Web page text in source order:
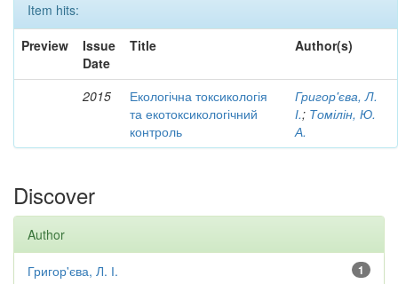
Item hits:
Preview
Issue
Date
Title Author(s)
2015
Екологічна токсикологія
та екотоксикологічний
контроль
Григор'єва, Л.
І.; Томілін, Ю.
А.
Discover
Author
1
Григор'єва, Л. І.